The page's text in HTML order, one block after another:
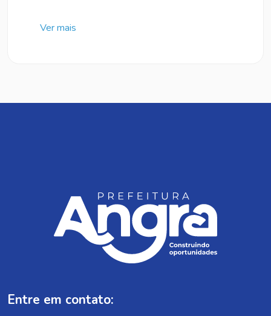
Ver mais
Entre em contato: